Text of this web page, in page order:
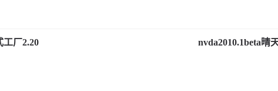
工厂2.20 nvda2010.1beta晴